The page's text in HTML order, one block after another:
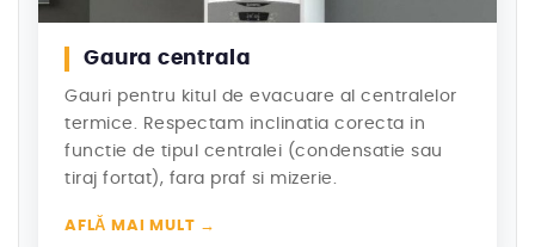
Gaura centrala
Gauri pentru kitul de evacuare al centralelor
termice. Respectam inclinatia corecta in
functie de tipul centralei (condensatie sau
tiraj fortat), fara praf si mizerie.
AFLĂ MAI MULT →